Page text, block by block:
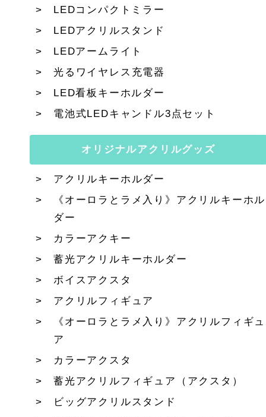
LEDコンパクトミラー
LEDアクリルスタンド
LEDアームライト
光るワイヤレス充電器
LED看板キーホルダー
電池式LEDキャンドル3点セット
オリジナルアクリルグッズ
アクリルキーホルダー
《オーロラとラメ入り》アクリルキーホル
ダー
カラーアクキー
蓄光アクリルキーホルダー
ボイスアクスタ
アクリルフィギュア
《オーロラとラメ入り》アクリルフィギュ
ア
カラーアクスタ
蓄光アクリルフィギュア（アクスタ）
ビッグアクリルスタンド